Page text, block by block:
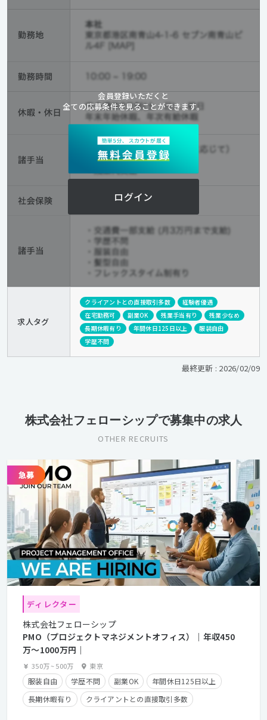
会員登録いただくと
全ての応募条件を見ることができます。
ログイン
求人タグ
クライアントとの直接取引多数
経験者優遇
在宅勤務可
副業OK 残業手当有り
残業少なめ
長期休暇有り
年間休日125日以上
服装自由
学歴不問
最終更新 : 2026/02/09
株式会社フェローシップで募集中の求人
OTHER RECRUITS
ディレクター
株式会社フェローシップ
PMO（プロジェクトマネジメントオフィス）｜年収450
万〜1000万円｜
350万~500万 東京
服装自由 学歴不問 副業OK
年間休日125日以上
長期休暇有り
クライアントとの直接取引多数